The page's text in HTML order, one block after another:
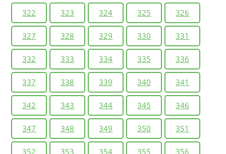
322 323 324 325 326
327 328 329 330 331
332 333 334 335 336
337 338 339 340 341
342 343 344 345 346
347 348 349 350 351
352 353 354 355 356